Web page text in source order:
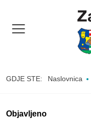
GDJE STE: Naslovnica
Objavljeno